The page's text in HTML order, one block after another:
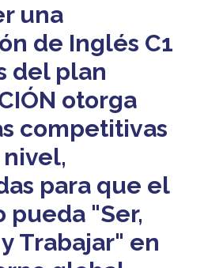
una
de Inglés C1
del plan
otorga
competitivas
para que el
pueda "Ser,
Trabajar" en